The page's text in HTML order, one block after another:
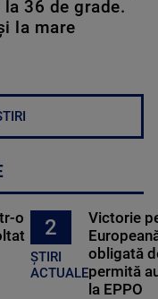
36 de grade.
la mare
o
2
ȘTIRI
ACTUALE
Victorie
obligată
permită
la EPPO